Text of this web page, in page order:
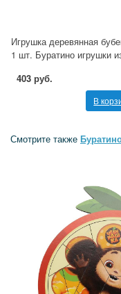
Игрушка деревянная
1 шт. Буратино игрушки
403 руб.
В
Смотрите также